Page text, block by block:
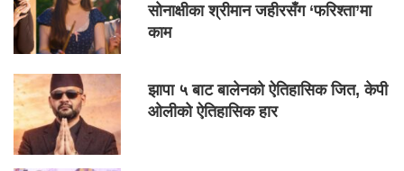
सोनाक्षीका श्रीमान जहीरसँग ‘फरिश्ता’मा
काम
झापा ५ बाट बालेनको ऐतिहासिक जित, केपी
ओलीको ऐतिहासिक हार